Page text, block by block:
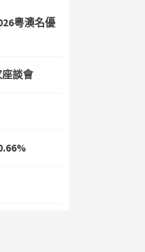
粵澳名優
談會